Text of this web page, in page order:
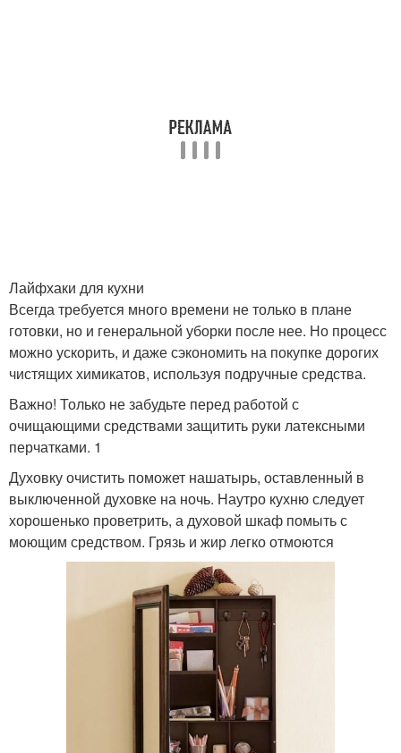
Лайфхаки для кухни
Всегда требуется много времени не только в плане
готовки, но и генеральной уборки после нее. Но процесс
можно ускорить, и даже сэкономить на покупке дорогих
чистящих химикатов, используя подручные средства.
Важно! Только не забудьте перед работой с
очищающими средствами защитить руки латексными
перчатками. 1
Духовку очистить поможет нашатырь, оставленный в
выключенной духовке на ночь. Наутро кухню следует
хорошенько проветрить, а духовой шкаф помыть с
моющим средством. Грязь и жир легко отмоются